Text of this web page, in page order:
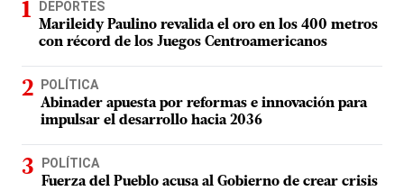
DEPORTES
Marileidy Paulino revalida el oro en los 400 metros
con récord de los Juegos Centroamericanos
POLÍTICA
Abinader apuesta por reformas e innovación para
impulsar el desarrollo hacia 2036
POLÍTICA
Fuerza del Pueblo acusa al Gobierno de crear crisis